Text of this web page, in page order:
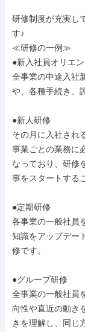
研修制度が充実し
す♪
≪研修の一例≫
●新入社員オリエ
全事業の中途入社
や、各種手続き、
●新人研修
その月に入社され
事業ごとの業務に
なっており、研修
事をスタートする
●定期研修
各事業の一般社員
知識をアップデー
修です。
●グループ研修
全事業の一般社員
向性や直近の動き
きを理解し、同じ